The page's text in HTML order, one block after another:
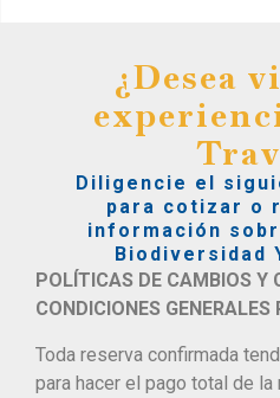
¿Desea
Diligencie el
para cotizar o
información
Biodiversidad
POLÍTICAS DE CAMBIOS Y
CONDICIONES
Toda reserva confirmada
para hacer el pago total de